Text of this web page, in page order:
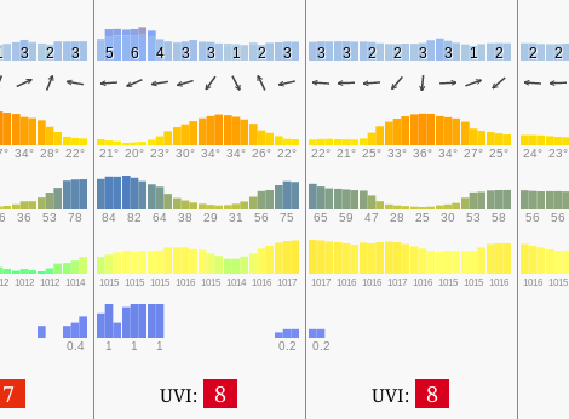
3 2 3 5 6 4 3 3 1 2 3 3 3 2 2 3 3 1 2 2 2
34° 28° 22° 21° 20° 23° 30° 34° 34° 26° 22° 22° 21° 25° 33° 36° 34° 27° 25° 24° 23°
36 53 78 84 82 64 38 29 31 56 75 65 59 47 28 25 30 53 58 56 56
1012 1012 1014 1015 1015 1015 1016 1015 1014 1016 1017 1017 1016 1016 1017 1016 1015 1015 1016 1016 1015
0.4 1 1 1 0.2 0.2
7 UVI: 8 UVI: 8